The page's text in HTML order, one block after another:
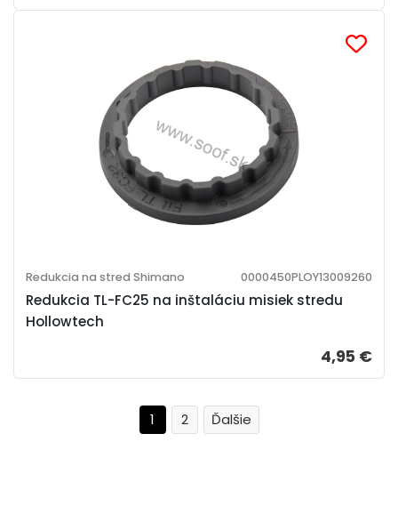
Redukcia TL-FC25 na inštaláciu misiek stredu
Hollowtech
Redukcia na stred Shimano 0000450PLOY13009260
4,95 €
1 2